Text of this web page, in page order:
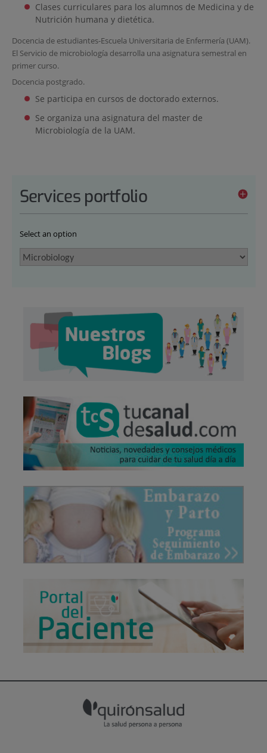
Clases curriculares para los alumnos de Medicina y de
Nutrición humana y dietética.
Docencia de estudiantes-Escuela Universitaria de Enfermería (UAM).
El Servicio de microbiología desarrolla una asignatura semestral en
primer curso.
Docencia postgrado.
Se participa en cursos de doctorado externos.
Se organiza una asignatura del master de
Microbiología de la UAM.
Services portfolio
Select an option